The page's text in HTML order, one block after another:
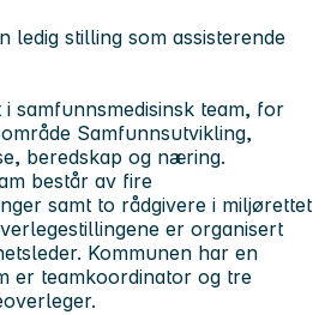
ledig stilling som assisterende
samfunnsmedisinsk team, for
Samfunnsutvikling,
beredskap og næring.
består av fire
samt to rådgivere i miljørettet
er organisert
Kommunen har en
er teamkoordinator og tre